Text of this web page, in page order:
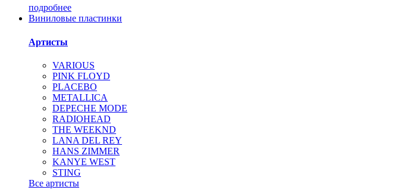
подробнее
Виниловые пластинки
Артисты
VARIOUS
PINK FLOYD
PLACEBO
METALLICA
DEPECHE MODE
RADIOHEAD
THE WEEKND
LANA DEL REY
HANS ZIMMER
KANYE WEST
STING
Все артисты